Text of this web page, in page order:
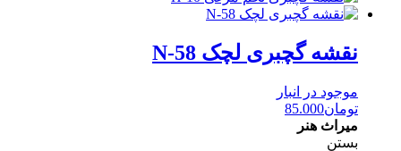
نقشه گچبری لچک N-58
موجود در انبار
تومان85.000
میراث هنر
بستن